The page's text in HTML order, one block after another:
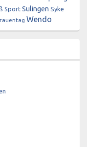
Sport Sulingen Syke
Wendo